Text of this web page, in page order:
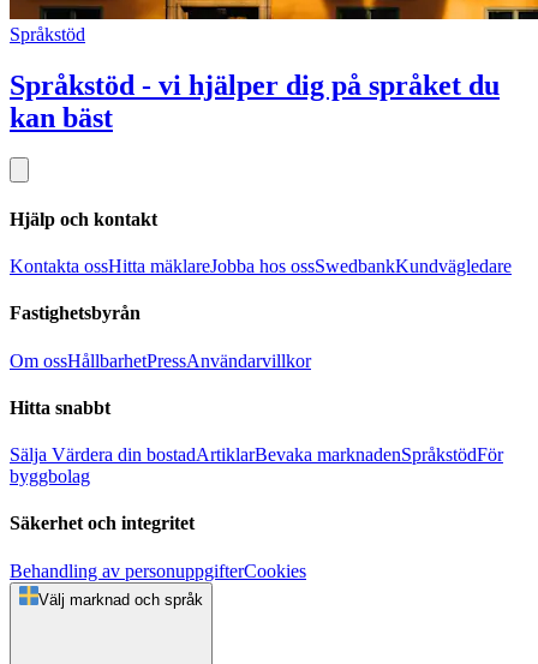
Språkstöd
Språkstöd - vi hjälper dig på språket du
kan bäst
Hjälp och kontakt
Kontakta ossHitta mäklareJobba hos ossSwedbankKundvägledare
Fastighetsbyrån
Om ossHållbarhetPressAnvändarvillkor
Hitta snabbt
Sälja Värdera din bostadArtiklarBevaka marknadenSpråkstödFör
byggbolag
Säkerhet och integritet
Behandling av personuppgifterCookies
Välj marknad och språk